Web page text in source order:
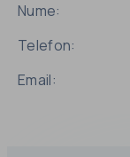
Nume:
Telefon:
Email: